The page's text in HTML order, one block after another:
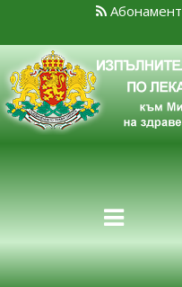
Абонамент